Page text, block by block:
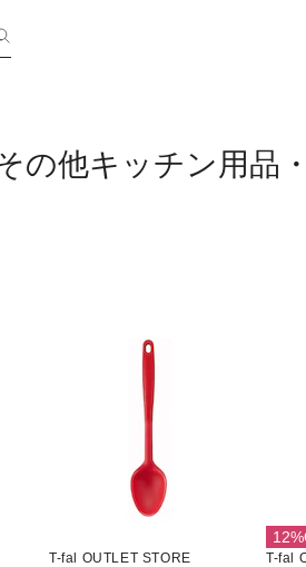
の他キッチン用品
T-fal OUTLET STORE T-fal